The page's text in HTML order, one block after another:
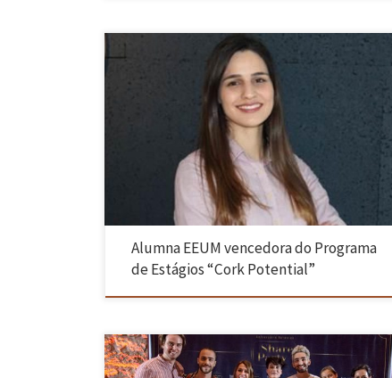
Tânia Melo, Alumna de Engenharia e Gestão Industrial da Escola de
Engenharia da Universidade do Minho é a vencedora da 6ª Edição do
Programa de Estágios “Cork Potential”, promovido pela Corticeira
Amorim. Tânia Melo desenvolveu o projeto de dissertação na área de
Engenharia de Produto, intitulado “Aplicação de Princípios Lean […]
Alumna EEUM vencedora do Programa
de Estágios “Cork Potential”